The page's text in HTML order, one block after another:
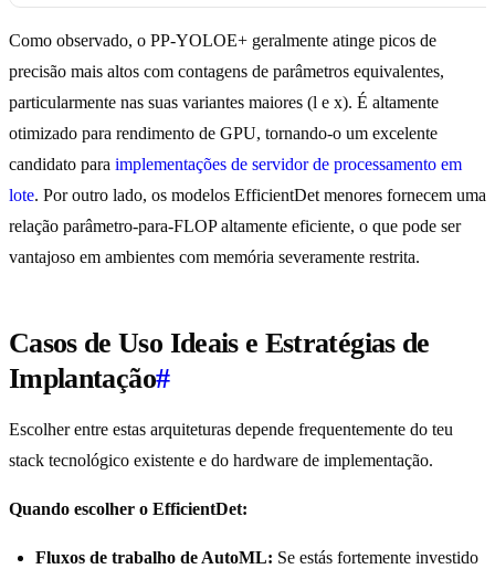
Como observado, o PP-YOLOE+ geralmente atinge picos de
precisão mais altos com contagens de parâmetros equivalentes,
particularmente nas suas variantes maiores (l e x). É altamente
otimizado para rendimento de GPU, tornando-o um excelente
candidato para implementações de servidor de processamento em
lote. Por outro lado, os modelos EfficientDet menores fornecem uma
relação parâmetro-para-FLOP altamente eficiente, o que pode ser
vantajoso em ambientes com memória severamente restrita.
Casos de Uso Ideais e Estratégias de
Implantação#
Escolher entre estas arquiteturas depende frequentemente do teu
stack tecnológico existente e do hardware de implementação.
Quando escolher o EfficientDet:
Fluxos de trabalho de AutoML: Se estás fortemente investido